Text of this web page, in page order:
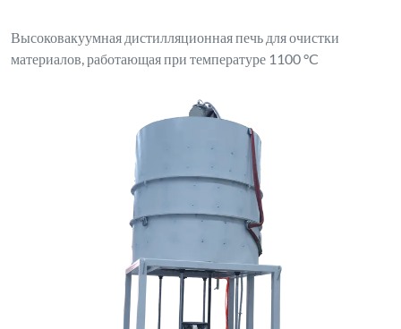
Высоковакуумная дистилляционная печь для очистки
материалов, работающая при температуре 1100 °C